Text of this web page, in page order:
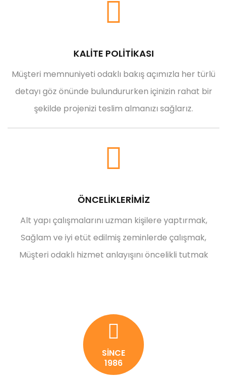
KALİTE POLİTİKASI
Müşteri memnuniyeti odaklı bakış açımızla her türlü
detayı göz önünde bulundururken içinizin rahat bir
şekilde projenizi teslim almanızı sağlarız.
ÖNCELİKLERİMİZ
Alt yapı çalışmalarını uzman kişilere yaptırmak,
Sağlam ve iyi etüt edilmiş zeminlerde çalışmak,
Müşteri odaklı hizmet anlayışını öncelikli tutmak
SİNCE
1986